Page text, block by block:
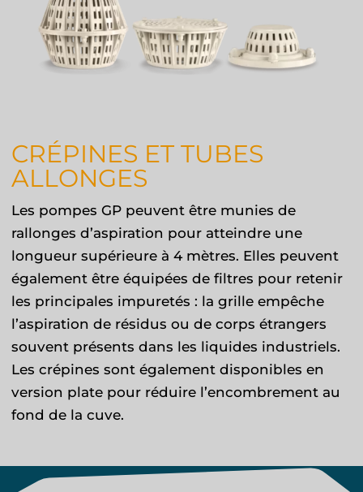
CRÉPINES ET TUBES
ALLONGES
Les pompes GP peuvent être munies de
rallonges d’aspiration pour atteindre une
longueur supérieure à 4 mètres. Elles peuvent
également être équipées de filtres pour retenir
les principales impuretés : la grille empêche
l’aspiration de résidus ou de corps étrangers
souvent présents dans les liquides industriels.
Les crépines sont également disponibles en
version plate pour réduire l’encombrement au
fond de la cuve.